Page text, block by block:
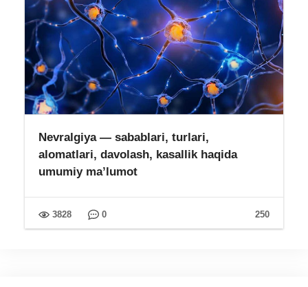
Nevralgiya — sabablari, turlari,
alomatlari, davolash, kasallik haqida
umumiy ma’lumot
250
3828 0